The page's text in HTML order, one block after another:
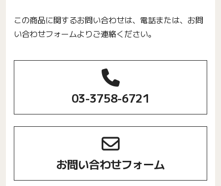
この商品に関するお問い合わせは、電話または、お問
い合わせフォームよりご連絡ください。
03-3758-6721
お問い合わせフォーム